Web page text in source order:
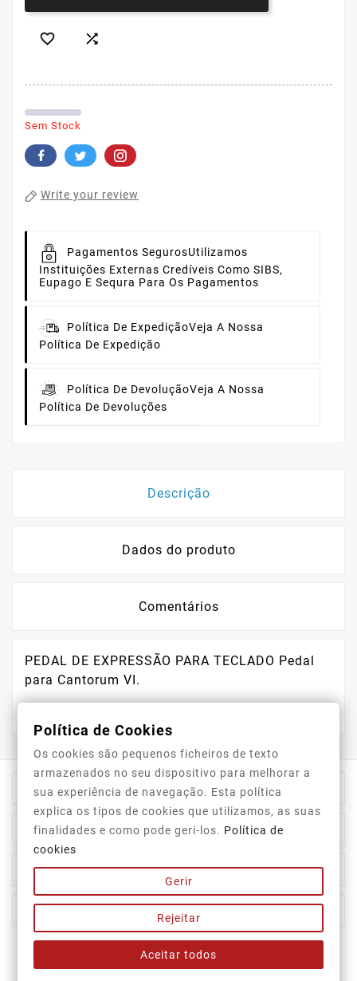
 
Sem Stock
Write your review
Pagamentos SegurosUtilizamos
Instituições Externas Credíveis Como SIBS,
Eupago E Sequra Para Os Pagamentos
Política De ExpediçãoVeja A Nossa
Política De Expedição
Política De DevoluçãoVeja A Nossa
Política De Devoluções
Descrição
Dados do produto
Comentários
PEDAL DE EXPRESSÃO PARA TECLADO Pedal
para Cantorum VI.
Informação Da Loja
Top Categorias
A Nossa Empresa 
A Sua Conta 
Newsletter
Política de Cookies
Os cookies são pequenos ficheiros de texto
armazenados no seu dispositivo para melhorar a
sua experiência de navegação. Esta política
explica os tipos de cookies que utilizamos, as suas
finalidades e como pode geri-los. Política de
cookies
Gerir
Rejeitar
Aceitar todos